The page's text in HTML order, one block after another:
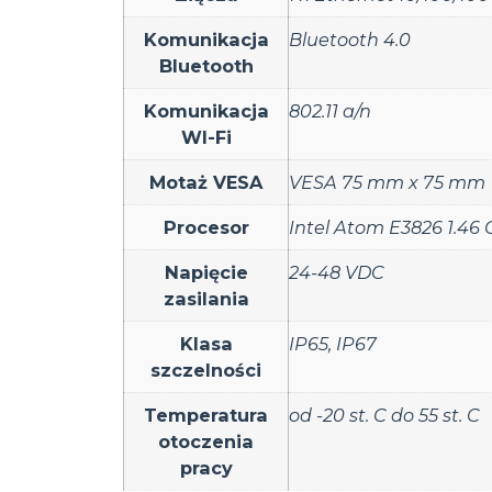
Komunikacja
Bluetooth
Bluetooth 4.0
Komunikacja
WI-Fi
802.11 a/n
Motaż VESA VESA 75 mm x 75 mm
Procesor Intel Atom E3826 1.46
Napięcie
zasilania
24-48 VDC
Klasa
szczelności
IP65, IP67
Temperatura
otoczenia
pracy
od -20 st. C do 55 st. C